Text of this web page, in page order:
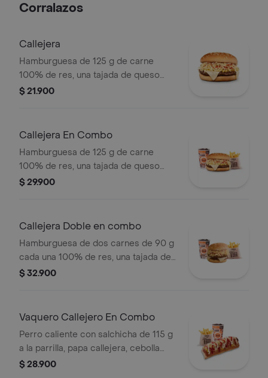
Corralazos
Callejera
Hamburguesa de 125 g de carne
100% de res, una tajada de queso
tipo mozzarella, papas callejera, salsa
$ 21.900
Callejera En Combo
Hamburguesa de 125 g de carne
100% de res, una tajada de queso
tipo mozzarella, papas callejera, salsa
+ bebida PET
$ 29.900
Callejera Doble en combo
Hamburguesa de dos carnes de 90 g
cada una 100% de res, una tajada de
queso tipo mozzarella, papas
papas Corral medianas + bebida PET
$ 32.900
Vaquero Callejero En Combo
Perro caliente con salchicha de 115 g
a la parrilla, papa callejera, cebolla
picada, salsa blanca, salsa de tomate
$ 28.900